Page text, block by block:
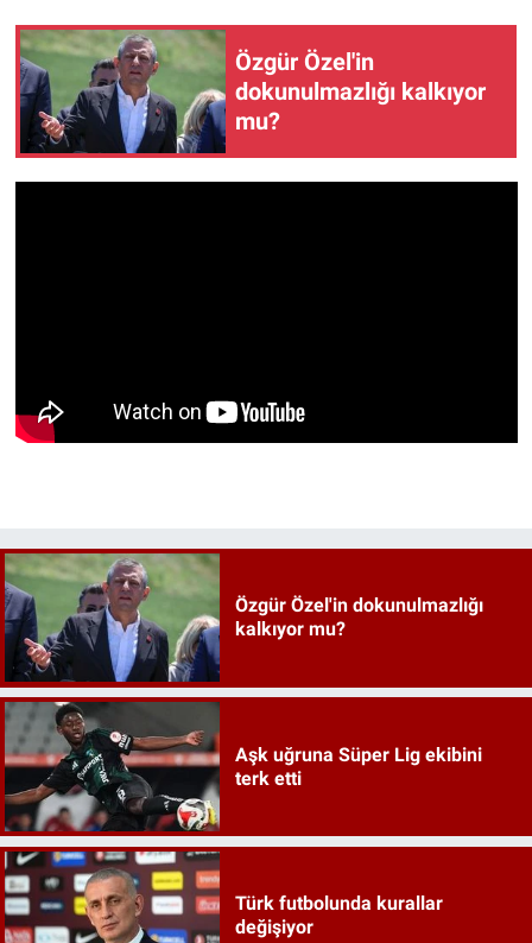
Özgür Özel'in
dokunulmazlığı kalkıyor
mu?
Özgür Özel'in dokunulmazlığı
kalkıyor mu?
Aşk uğruna Süper Lig ekibini
terk etti
Türk futbolunda kurallar
değişiyor